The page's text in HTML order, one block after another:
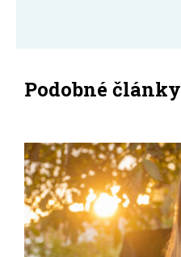
Podobné články